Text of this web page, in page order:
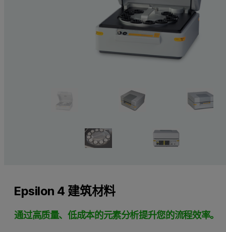
Epsilon 4 建筑材料
通过高质量、低成本的元素分析提升您的流程效率。